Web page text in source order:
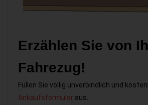
Erzählen Sie von
Fahrezug!
Füllen Sie völlig unverbindlich und
Ankaufsformular aus.